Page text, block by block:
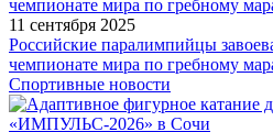
11 сентября 2025
Российские паралимпийцы
чемпионате мира по гребному
Спортивные новости